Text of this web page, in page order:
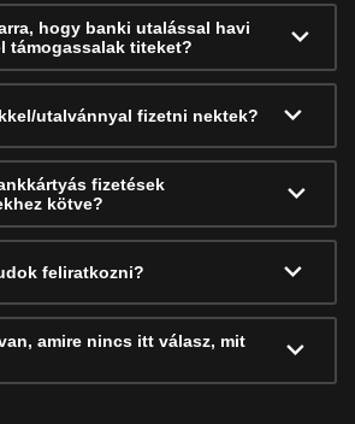
hogy banki utalással havi
támogassalak titeket?
utalvánnyal fizetni nektek?
fizetések
kötve?
feliratkozni?
amire nincs itt válasz, mit